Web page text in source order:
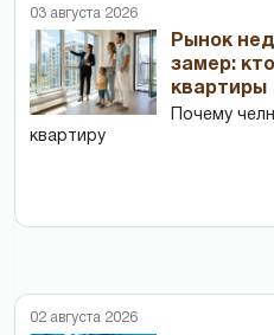
03 августа 2026
Рынок
замер:
квартиры
Почему
квартиру
02 августа 2026